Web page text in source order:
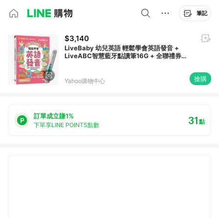
筆記
$3,140
LiveBaby 幼兒英語 輕鬆學會英語發音 +
LiveABC智慧藍牙點讀筆16G + 全聯禮券
Yahoo購物中心 搶購
訂單成立賺1%
下單享LINE POINTS點數 31點